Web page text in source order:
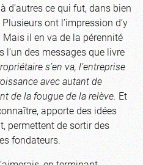
d’autres ce qui fut, dans bien
ont l’impression d’y
Mais il en va de la pérennité
l’un des messages que livre
s’en va, l’entreprise
avec autant de
de la fougue de la relève. Et
apporte des idées
permettent de sortir des
fondateurs.